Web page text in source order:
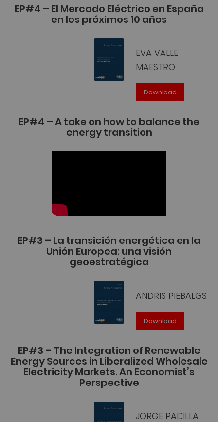
EP#4 – El Mercado Eléctrico en España
en los próximos 10 años
EVA VALLE
MAESTRO
Download
EP#4 – A take on how to balance the
energy transition
EP#3 – La transición energética en la
Unión Europea: una visión
geoestratégica
ANDRIS PIEBALGS
Download
EP#3 – The Integration of Renewable
Energy Sources in Liberalized Wholesale
Electricity Markets. An Economist’s
Perspective
JORGE PADILLA